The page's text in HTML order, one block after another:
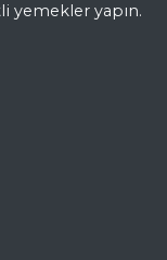
yemekler yapın.